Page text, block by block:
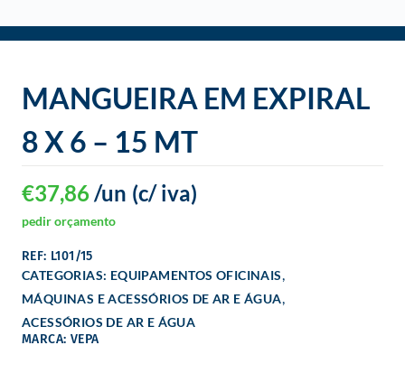
MANGUEIRA EM EXPIRAL
8 X 6 – 15 MT
€37,86 (c/ iva)
/un
pedir orçamento
REF: L101/15
CATEGORIAS: EQUIPAMENTOS OFICINAIS,
MÁQUINAS E ACESSÓRIOS DE AR E ÁGUA,
ACESSÓRIOS DE AR E ÁGUA
MARCA: VEPA